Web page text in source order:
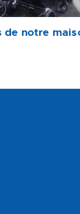
de notre